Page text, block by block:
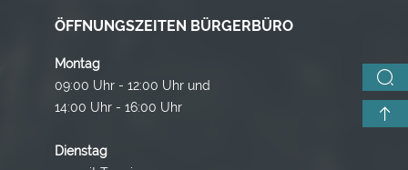
ÖFFNUNGSZEITEN BÜRGERBÜRO
Montag
09:00 Uhr - 12:00 Uhr und
14:00 Uhr - 16:00 Uhr
Dienstag